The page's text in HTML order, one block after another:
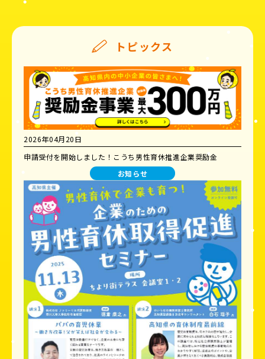
トピックス
2026年04月20日
申請受付を開始しました！こうち男性育休推進企業奨励金
お知らせ